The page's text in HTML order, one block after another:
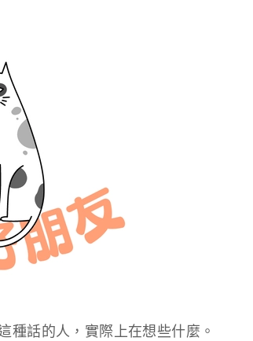
種話的人，實際上在想些什麼。